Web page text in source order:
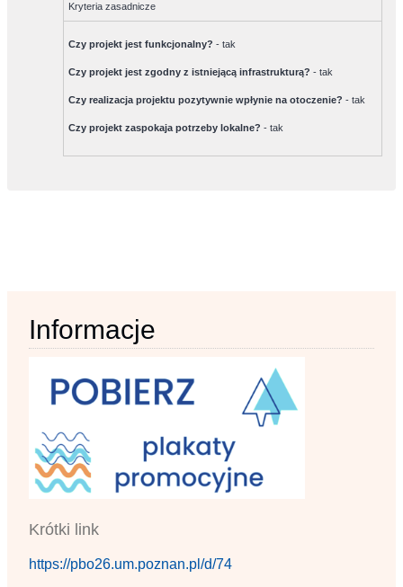
Kryteria zasadnicze
Czy projekt jest funkcjonalny?-tak
Czy projekt jest zgodny z istniejącą infrastrukturą?-tak
Czy realizacja projektu pozytywnie wpłynie na otoczenie?-tak
Czy projekt zaspokaja potrzeby lokalne?-tak
Informacje
Krótki link
https://pbo26.um.poznan.pl/d/74